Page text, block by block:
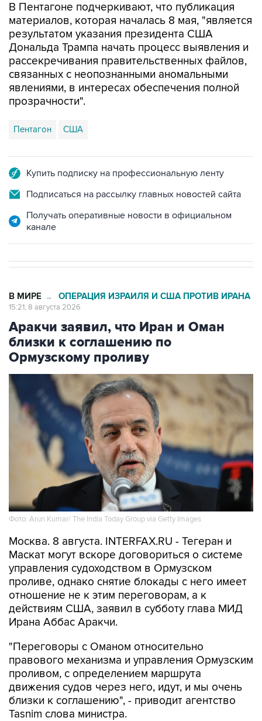
В Пентагоне подчеркивают, что публикация
материалов, которая началась 8 мая, "является
результатом указания президента США
Дональда Трампа начать процесс выявления и
рассекречивания правительственных файлов,
связанных с неопознанными аномальными
явлениями, в интересах обеспечения полной
прозрачности".
Пентагон США
Купить подписку на профессиональную ленту
Подписаться на рассылку главных новостей сайта
Получать оперативные новости в официальном
канале
В МИРЕ → ОПЕРАЦИЯ ИЗРАИЛЯ И США ПРОТИВ ИРАНА
15:21, 8 августа 2026
Аракчи заявил, что Иран и Оман
близки к соглашению по
Ормузскому проливу
Фото: Arun Kumar/ The India Today Group via Getty Images
Москва. 8 августа. INTERFAX.RU - Тегеран и
Маскат могут вскоре договориться о системе
управления судоходством в Ормузском
проливе, однако снятие блокады с него имеет
отношение не к этим переговорам, а к
действиям США, заявил в субботу глава МИД
Ирана Аббас Аракчи.
"Переговоры с Оманом относительно
правового механизма и управления Ормузским
проливом, с определением маршрута
движения судов через него, идут, и мы очень
близки к соглашению", - приводит агентство
Tasnim слова министра.